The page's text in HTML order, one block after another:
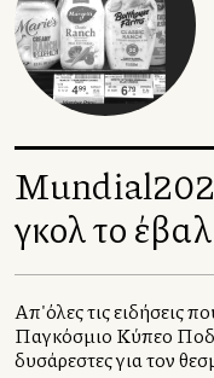
γκολ το
Απ'όλες τις ειδήσεις
Παγκόσμιο Κύπελλο
δυσάρεστες για τον